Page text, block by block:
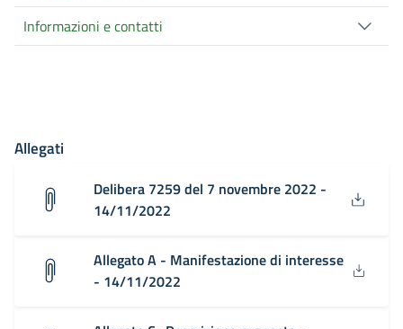
Informazioni e contatti
Allegati
Delibera 7259 del 7 novembre 2022 -
14/11/2022
Allegato A - Manifestazione di interesse
- 14/11/2022